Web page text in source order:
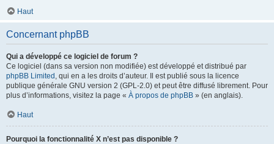
Haut
Concernant phpBB
Qui a développé ce logiciel de forum ?
Ce logiciel (dans sa version non modifiée) est développé et distribué par
phpBB Limited , qui en a les droits d’auteur. Il est publié sous la licence
publique générale GNU version 2 (GPL-2.0) et peut être diffusé librement. Pour
plus d’informations, visitez la page « À propos de phpBB » (en anglais).
Haut
Pourquoi la fonctionnalité X n’est pas disponible ?